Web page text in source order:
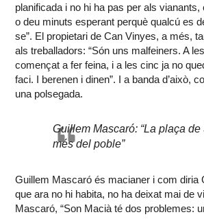
planificada i no hi ha pas per als
o deu minuts esperant perquè qualcú es
se”. El propietari de Can Vinyes, a més,
als treballadors: “Són uns malfeiners. A
començat a fer feina, i a les cinc ja no
faci. I berenen i dinen”. I a banda d’això,
una polsegada.
Guillem Mascaró: “La plaça
més del poble”
Guillem Mascaró és macianer i com diria
que ara no hi habita, no ha deixat mai de
Mascaró, “Son Macià té dos problemes: